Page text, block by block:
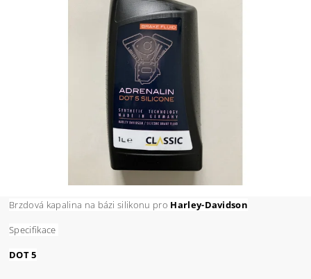
Brzdová kapalina na bázi silikonu pro Harley-Davidson
Specifikace
DOT 5